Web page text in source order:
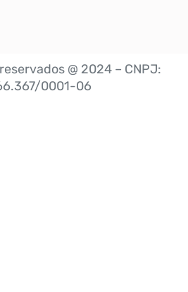
@ 2024 – CNPJ:
0001-06